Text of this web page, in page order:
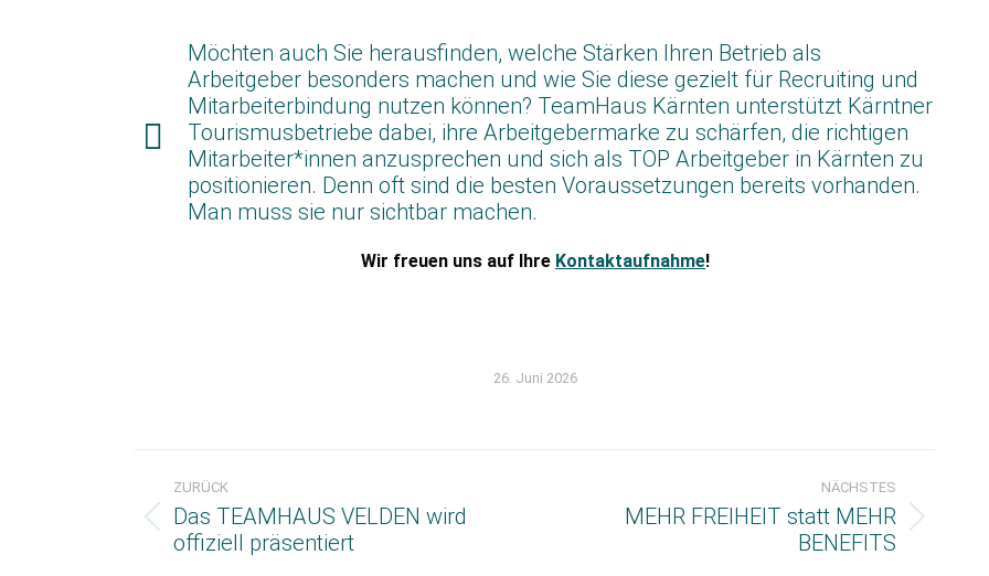
Möchten auch Sie herausfinden, welche Stärken Ihren Betrieb als
Arbeitgeber besonders machen und wie Sie diese gezielt für Recruiting und
Mitarbeiterbindung nutzen können? TeamHaus Kärnten unterstützt Kärntner
Tourismusbetriebe dabei, ihre Arbeitgebermarke zu schärfen, die richtigen
Mitarbeiter*innen anzusprechen und sich als TOP Arbeitgeber in Kärnten zu
positionieren. Denn oft sind die besten Voraussetzungen bereits vorhanden.
Man muss sie nur sichtbar machen.
Wir freuen uns auf Ihre Kontaktaufnahme!
26. Juni 2026
ZURÜCK
Vorheriger
Beitrag:
Das TEAMHAUS VELDEN wird
offiziell präsentiert
NÄCHSTES
NächsterMEHR FREIHEIT statt MEHR
BENEFITS